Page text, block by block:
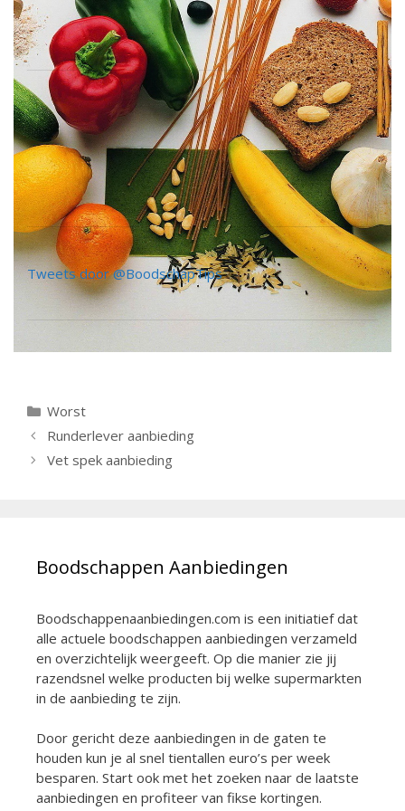
Tweets door @BoodschapTips
Categorieën
Worst
Berichtnavigatie
Runderlever aanbieding
Vet spek aanbieding
Boodschappen Aanbiedingen
Boodschappenaanbiedingen.com is een initiatief dat
alle actuele boodschappen aanbiedingen verzameld
en overzichtelijk weergeeft. Op die manier zie jij
razendsnel welke producten bij welke supermarkten
in de aanbieding te zijn.
Door gericht deze aanbiedingen in de gaten te
houden kun je al snel tientallen euro’s per week
besparen. Start ook met het zoeken naar de laatste
aanbiedingen en profiteer van fikse kortingen.